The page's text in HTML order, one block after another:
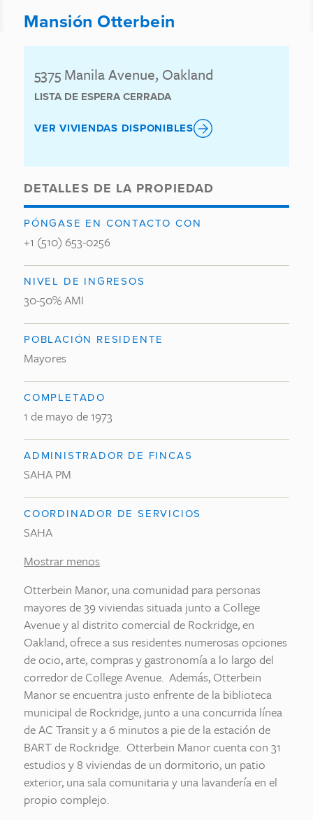
Mansión Otterbein
5375 Manila Avenue, Oakland
LISTA DE ESPERA CERRADA
VER VIVIENDAS DISPONIBLES
DETALLES DE LA PROPIEDAD
PÓNGASE EN CONTACTO CON
+1 (510) 653-0256
NIVEL DE INGRESOS
30-50% AMI
POBLACIÓN RESIDENTE
Mayores
COMPLETADO
1 de mayo de 1973
ADMINISTRADOR DE FINCAS
SAHA PM
COORDINADOR DE SERVICIOS
SAHA
Mostrar menos
Otterbein Manor, una comunidad para personas
mayores de 39 viviendas situada junto a College
Avenue y al distrito comercial de Rockridge, en
Oakland, ofrece a sus residentes numerosas opciones
de ocio, arte, compras y gastronomía a lo largo del
corredor de College Avenue. Además, Otterbein
Manor se encuentra justo enfrente de la biblioteca
municipal de Rockridge, junto a una concurrida línea
de AC Transit y a 6 minutos a pie de la estación de
BART de Rockridge. Otterbein Manor cuenta con 31
estudios y 8 viviendas de un dormitorio, un patio
exterior, una sala comunitaria y una lavandería en el
propio complejo.